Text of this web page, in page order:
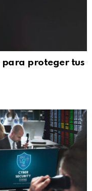
para proteger tus